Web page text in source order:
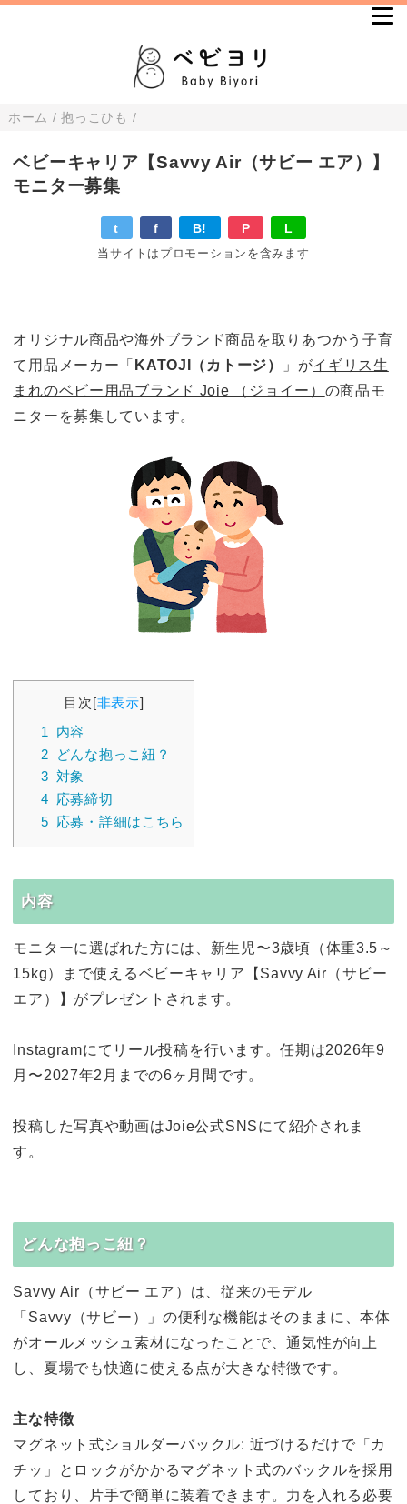
ホーム /抱っこひも /
ベビーキャリア【Savvy Air（サビー エア）】
モニター募集
t f B! P L
当サイトはプロモーションを含みます
オリジナル商品や海外ブランド商品を取りあつかう子育
て用品メーカー「 KATOJI（カトージ） 」がイギリス生
まれのベビー用品ブランド Joie （ジョイー） の商品モ
ニターを募集しています。
目次[非表示]
1
内容
2
どんな抱っこ紐？
3 対象
4 応募締切
5 応募・詳細はこちら
内容
モニターに選ばれた方には、新生児〜3歳頃（体重3.5～
15kg）まで使えるベビーキャリア【Savvy Air（サビー
エア）】がプレゼントされます。
Instagramにてリール投稿を行います。任期は2026年9
月〜2027年2月までの6ヶ月間です。
投稿した写真や動画はJoie公式SNSにて紹介されま
す。
どんな抱っこ紐？
Savvy Air（サビー エア）は、従来のモデル
「Savvy（サビー）」の便利な機能はそのままに、本体
がオールメッシュ素材になったことで、通気性が向上
し、夏場でも快適に使える点が大きな特徴です。
主な特徴
マグネット式ショルダーバックル: 近づけるだけで「カ
チッ」とロックがかかるマグネット式のバックルを採用
しており、片手で簡単に装着できます。力を入れる必要